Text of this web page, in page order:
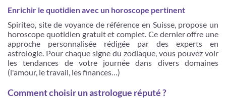
Enrichir le quotidien avec un horoscope pertinent
Spiriteo, site de voyance de référence en Suisse, propose un
horoscope quotidien gratuit et complet. Ce dernier offre une
approche personnalisée rédigée par des experts en
astrologie. Pour chaque signe du zodiaque, vous pouvez voir
les tendances de votre journée dans divers domaines
(l'amour, le travail, les finances​​…)
Comment choisir un astrologue réputé ?